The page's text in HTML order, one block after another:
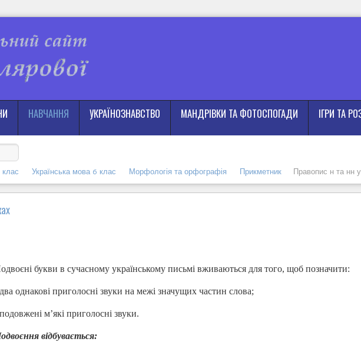
НАВЧАННЯ УКРАЇНОЗНАВСТВО МАНДРІВКИ ТА ФОТОСПОГАДИ ІГРИ ТА
клас Українська мова 6 клас Морфологія та орфографія Прикметник Правопис н та нн
букви в сучасному українському письмі вживаються для того, щоб позначити:
однакові приголосні звуки на межі значущих частин слова;
м’які приголосні звуки.
відбувається: